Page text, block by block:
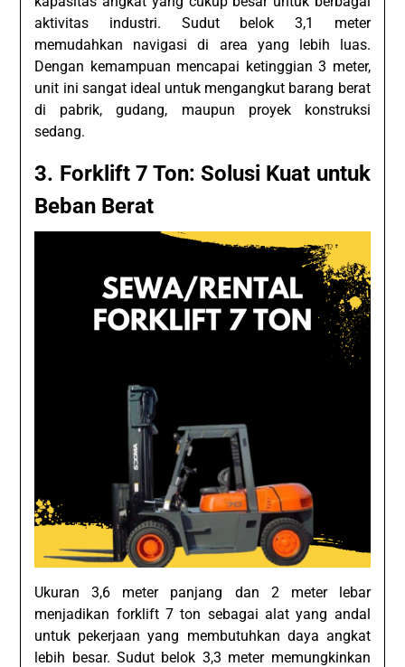
aktivitas industri. Sudut belok 3,1 meter
memudahkan navigasi di area yang lebih luas.
Dengan kemampuan mencapai ketinggian 3 meter,
unit ini sangat ideal untuk mengangkut barang berat
di pabrik, gudang, maupun proyek konstruksi
sedang.
3. Forklift 7 Ton: Solusi Kuat untuk
Beban Berat
Ukuran 3,6 meter panjang dan 2 meter lebar
menjadikan forklift 7 ton sebagai alat yang andal
untuk pekerjaan yang membutuhkan daya angkat
lebih besar. Sudut belok 3,3 meter memungkinkan